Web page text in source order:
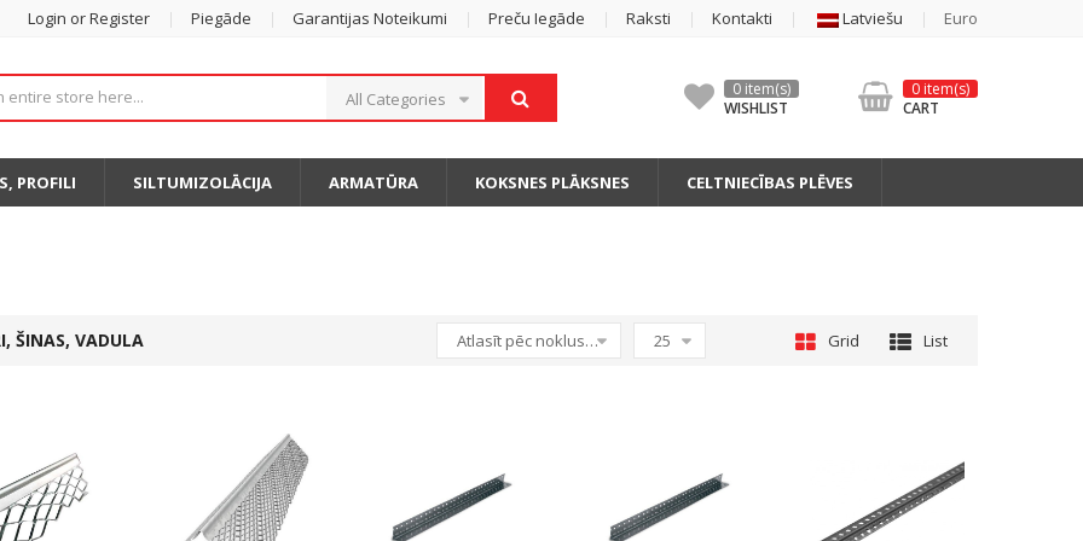
Login or Register Piegāde Garantijas Noteikumi Preču Iegāde Raksti Kontakti Latviešu Euro
All Categories
0 item(s)
WISHLIST
0 item(s)
CART
PROFILI SILTUMIZOLĀCIJA ARMATŪRA KOKSNES PLĀKSNES CELTNIECĪBAS PLĒVES
ŠINAS, VADULA Atlasīt pēc noklusējuma 25 Grid List